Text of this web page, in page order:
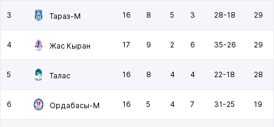
3 Тараз-М 16 8 5 3 28-18 29
4 Жас Кыран 17 9 2 6 35-26 29
5 Талас 16 8 4 4 22-18 28
6 Ордабасы-М 16 5 4 7 31-25 19